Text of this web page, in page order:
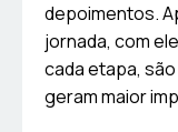
depoimentos.
jornada, com
cada etapa,
geram maior